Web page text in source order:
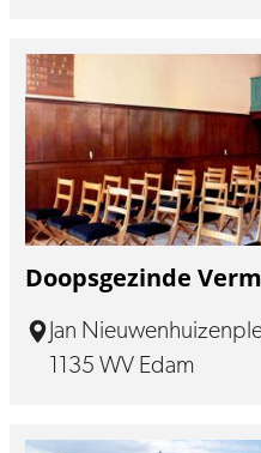
Doopsgezinde
Jan
1135 WV Edam